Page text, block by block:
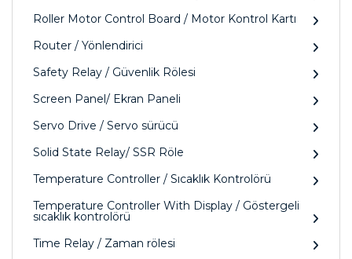
Roller Motor Control Board / Motor Kontrol Kartı
Router / Yönlendirici
Safety Relay / Güvenlik Rölesi
Screen Panel/ Ekran Paneli
Servo Drive / Servo sürücü
Solid State Relay/ SSR Röle
Temperature Controller / Sıcaklık Kontrolörü
Temperature Controller With Display / Göstergeli
sıcaklık kontrolörü
Time Relay / Zaman rölesi